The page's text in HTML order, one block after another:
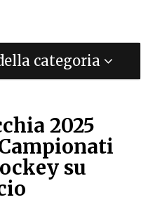
categoria
2025
su